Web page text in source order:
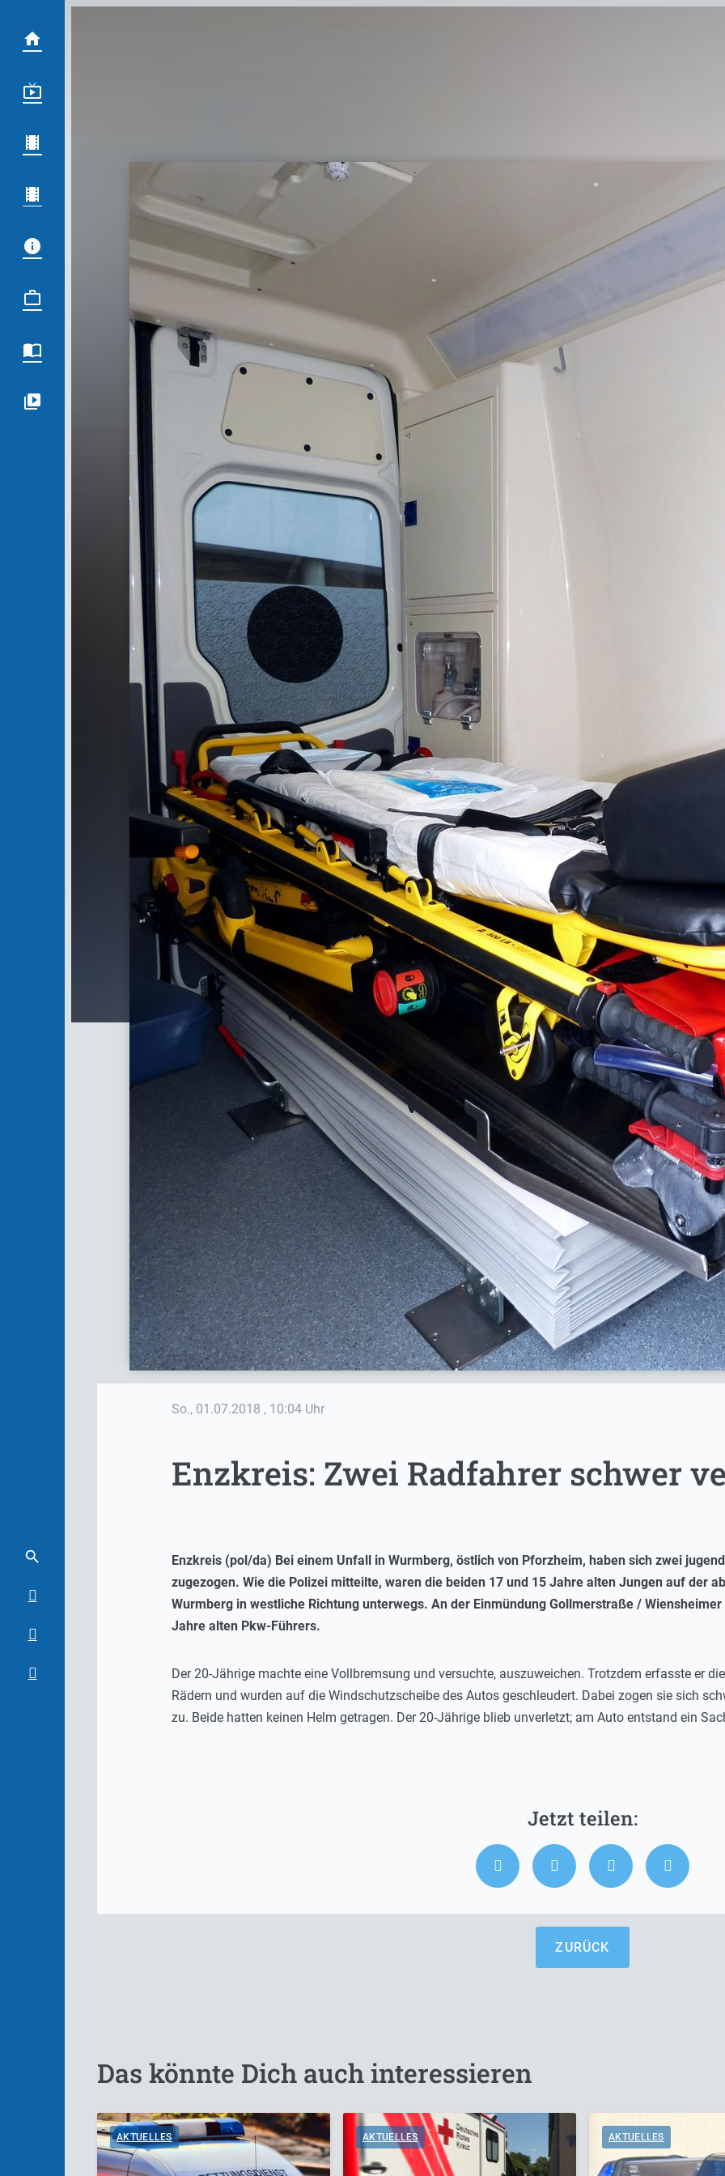
So., 01.07.2018 , 10:04 Uhr
Enzkreis: Zwei Radfahrer schwer
Enzkreis (pol/da) Bei einem Unfall in Wurmberg, östlich von Pforzheim, haben sich zwei
zugezogen. Wie die Polizei mitteilte, waren die beiden 17 und 15 Jahre alten Jungen auf der
Wurmberg in westliche Richtung unterwegs. An der Einmündung Gollmerstraße /
Jahre alten Pkw-Führers.
Der 20-Jährige machte eine Vollbremsung und versuchte, auszuweichen. Trotzdem erfasste er
Rädern und wurden auf die Windschutzscheibe des Autos geschleudert. Dabei zogen sie sich
zu. Beide hatten keinen Helm getragen. Der 20-Jährige blieb unverletzt; am Auto entstand ein
ZURÜCK
Das könnte Dich auch interessieren
AKTUELLES AKTUELLES AKTUELLES